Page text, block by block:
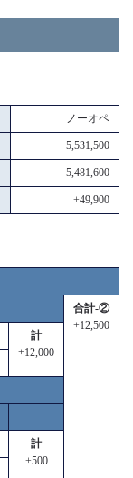
ノーオペ
5,531,500
5,481,600
+49,900
合計-②
+12,500
計
+12,000
計
+500